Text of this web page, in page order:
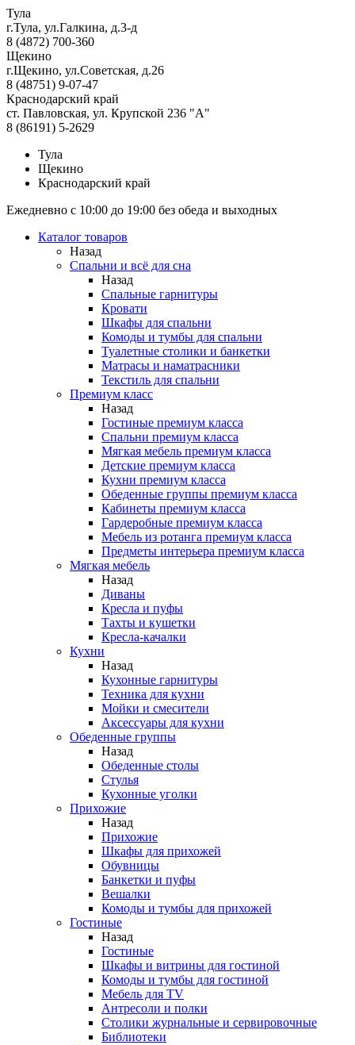
Тула
г.Тула, ул.Галкина, д.3-д
8 (4872) 700-360
Щекино
г.Щекино, ул.Советская, д.26
8 (48751) 9-07-47
Краснодарский край
ст. Павловская, ул. Крупской 236 "А"
8 (86191) 5-2629
Тула
Щекино
Краснодарский край
Ежедневно с 10:00 до 19:00 без обеда и выходных
Каталог товаров
Назад
Спальни и всё для сна
Назад
Спальные гарнитуры
Кровати
Шкафы для спальни
Комоды и тумбы для спальни
Туалетные столики и банкетки
Матрасы и наматрасники
Текстиль для спальни
Премиум класс
Назад
Гостиные премиум класса
Спальни премиум класса
Мягкая мебель премиум класса
Детские премиум класса
Кухни премиум класса
Обеденные группы премиум класса
Кабинеты премиум класса
Гардеробные премиум класса
Мебель из ротанга премиум класса
Предметы интерьера премиум класса
Мягкая мебель
Назад
Диваны
Кресла и пуфы
Тахты и кушетки
Кресла-качалки
Кухни
Назад
Кухонные гарнитуры
Техника для кухни
Мойки и смесители
Аксессуары для кухни
Обеденные группы
Назад
Обеденные столы
Стулья
Кухонные уголки
Прихожие
Назад
Прихожие
Шкафы для прихожей
Обувницы
Банкетки и пуфы
Вешалки
Комоды и тумбы для прихожей
Гостиные
Назад
Гостиные
Шкафы и витрины для гостиной
Комоды и тумбы для гостиной
Мебель для TV
Антресоли и полки
Столики журнальные и сервировочные
Библиотеки